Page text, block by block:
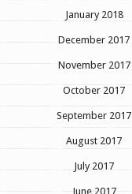
January 2018
December 2017
November 2017
October 2017
September 2017
August 2017
July 2017
June 2017